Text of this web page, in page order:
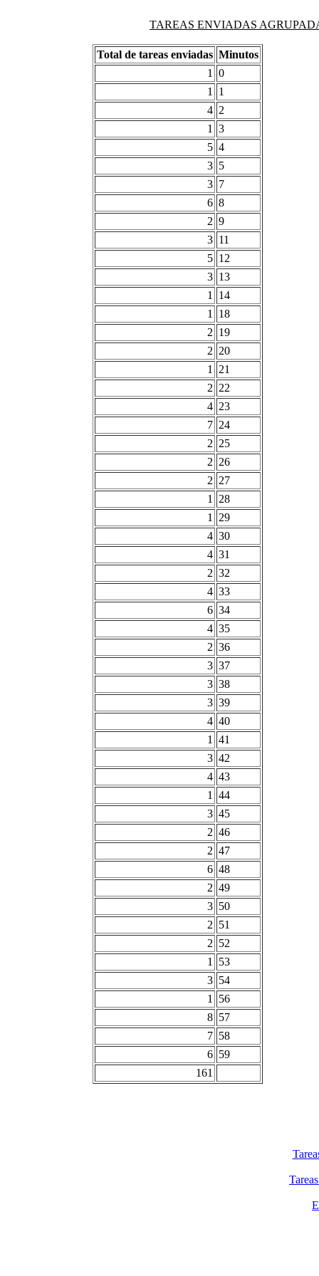
TAREAS ENVIADAS
Total de tareas enviadas Minutos
1
0
1
1
4 2
1
3
5 4
3 5
3 7
6 8
2 9
3 11
5 12
3 13
1
14
1
18
2 19
2 20
1
21
2 22
4 23
7 24
2 25
2 26
2 27
1
28
1
29
4 30
4 31
2 32
4 33
6 34
4 35
2 36
3 37
3 38
3 39
4 40
1
41
3 42
4 43
1
44
3 45
2 46
2 47
6 48
2 49
3 50
2 51
2 52
1
53
3 54
1
56
8 57
7 58
6 59
161